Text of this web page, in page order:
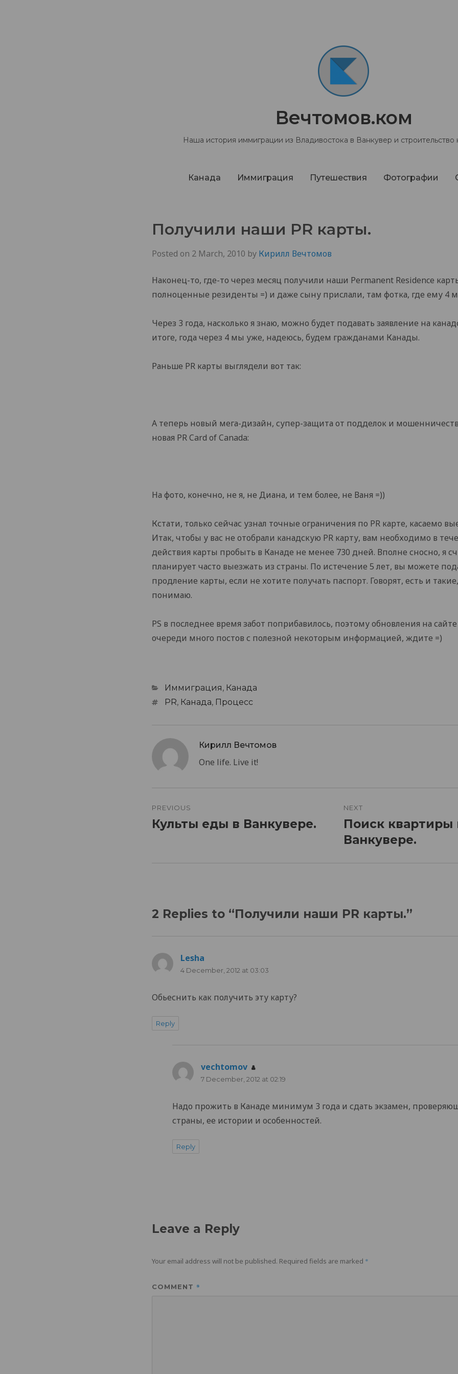
Вечтомов.ком
Наша история иммиграции из Владивостока в Ванкувер и
Канада Иммиграция Путешествия Фотографии
Получили наши PR карты.
Posted on 2 March, 2010 by Кирилл Вечтомов
Наконец-то, где-то через месяц получили наши Permanent Residence
полноценные резиденты =) и даже сыну прислали, там фотка, где ему 4
Через 3 года, насколько я знаю, можно будет подавать заявление на
итоге, года через 4 мы уже, надеюсь, будем гражданами Канады.
Раньше PR карты выглядели вот так:
А теперь новый мега-дизайн, супер-защита от подделок и
новая PR Card of Canada:
На фото, конечно, не я, не Диана, и тем более, не Ваня =))
Кстати, только сейчас узнал точные ограничения по PR карте, касаемо
Итак, чтобы у вас не отобрали канадскую PR карту, вам необходимо в
действия карты пробыть в Канаде не менее 730 дней. Вполне сносно, я
планирует часто выезжать из страны. По истечение 5 лет, вы можете
продление карты, если не хотите получать паспорт. Говорят, есть и
понимаю.
PS в последнее время забот поприбавилось, поэтому обновления на
очереди много постов с полезной некоторым информацией, ждите =)
Categories
Иммиграция, Канада
TagsPR, Канада, Процесс
Кирилл Вечтомов
One life. Live it!
navigation
PREVIOUS
Previous
Культы еды в Ванкувере.
NEXT
Next
post:
Поиск квартиры
Ванкувере.
2 Replies to “Получили наши PR карты.”
Lesha
4 December, 2012 at 03:03
Обьеснить как получить эту карту?
Reply
vechtomov says:
7 December, 2012 at 02:19
Надо прожить в Канаде минимум 3 года и сдать экзамен,
страны, ее истории и особенностей.
Reply
Leave a Reply
Your email address will not be published. Required fields are marked *
COMMENT *